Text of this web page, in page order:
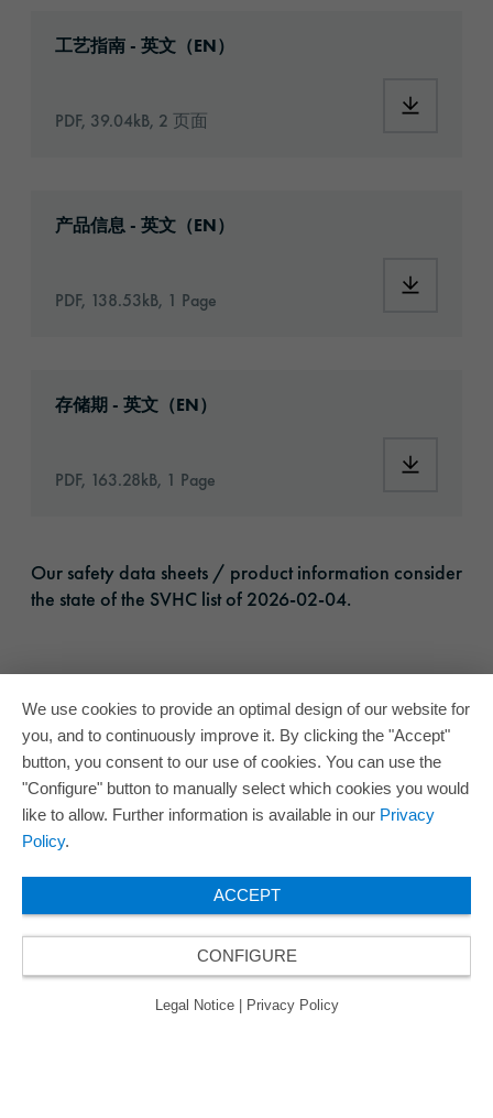
工艺指南 - 英文（EN）
PDF, 39.04kB, 2 页面
产品信息 - 英文（EN）
PDF, 138.53kB, 1 Page
存储期 - 英文（EN）
PDF, 163.28kB, 1 Page
Our safety data sheets / product information consider
the state of the SVHC list of 2026-02-04.
We use cookies to provide an optimal design of our website for
you, and to continuously improve it. By clicking the "Accept"
button, you consent to our use of cookies. You can use the
"Configure" button to manually select which cookies you would
like to allow. Further information is available in our Privacy
Policy.
ACCEPT
CONFIGURE
Legal Notice Privacy Policy